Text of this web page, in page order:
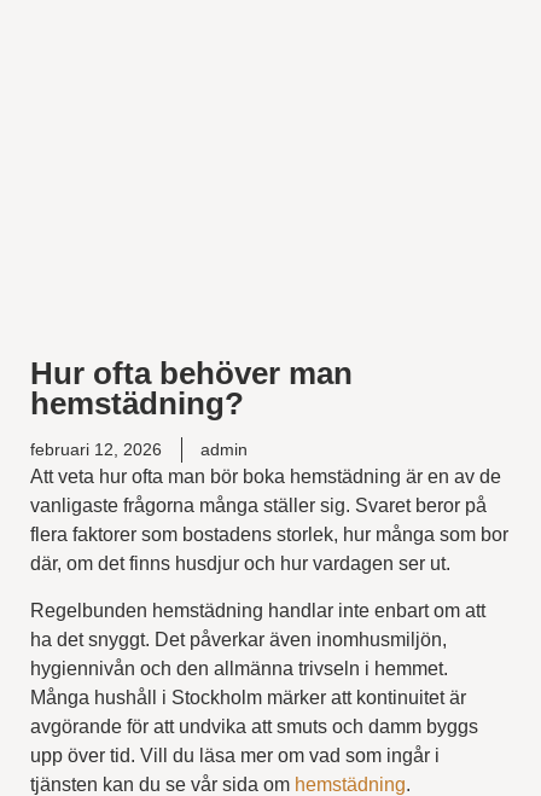
Hur ofta behöver man
hemstädning?
februari 12, 2026 admin
Att veta hur ofta man bör boka hemstädning är en av de
vanligaste frågorna många ställer sig. Svaret beror på
flera faktorer som bostadens storlek, hur många som bor
där, om det finns husdjur och hur vardagen ser ut.
Regelbunden hemstädning handlar inte enbart om att
ha det snyggt. Det påverkar även inomhusmiljön,
hygiennivån och den allmänna trivseln i hemmet.
Många hushåll i Stockholm märker att kontinuitet är
avgörande för att undvika att smuts och damm byggs
upp över tid. Vill du läsa mer om vad som ingår i
tjänsten kan du se vår sida om hemstädning.